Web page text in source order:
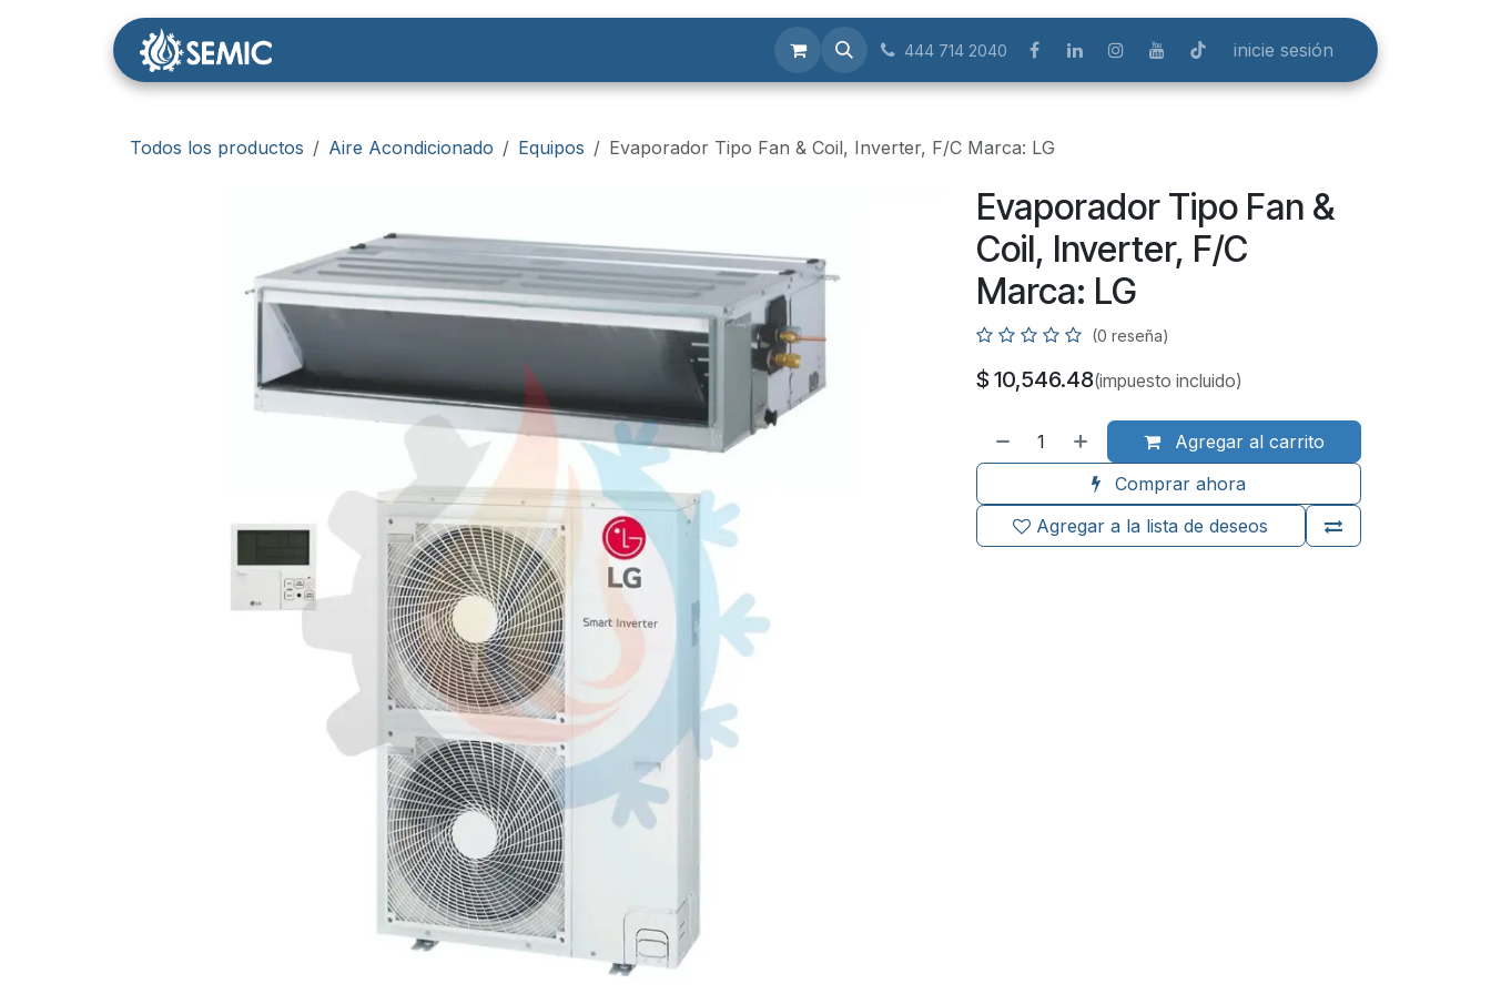
444 714 2040 inicie sesión
Todos los productos Aire Acondicionado Equipos Evaporador Tipo Fan & Coil, Inverter, F/C Marca: LG
Evaporador Tipo Fan &
Coil, Inverter, F/C
Marca: LG
(0 reseña)
$ 10,546.48(impuesto incluido)
Agregar al carrito
Comprar ahora
Agregar a la lista de deseos